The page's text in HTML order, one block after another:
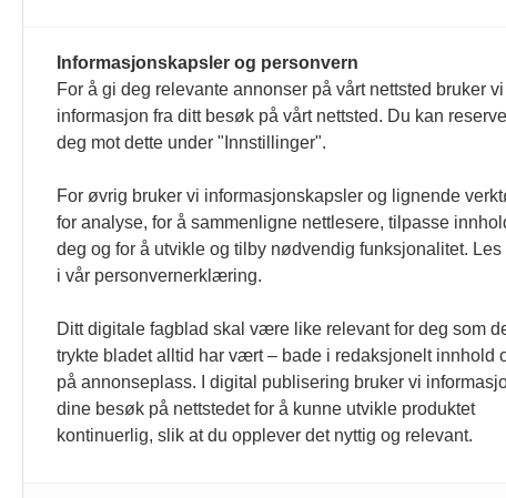
HRmagasinet og hrmagasinet.no
er formulert i Norsk Presseforbunds
Informasjonskapsler og personvern
For å gi deg relevante annonser på vårt nettsted bruker vi
informasjon fra ditt besøk på vårt nettsted. Du kan
deg mot dette under "Innstillinger".
For øvrig bruker vi informasjonskapsler og lignende
for analyse, for å sammenligne nettlesere, tilpasse
deg og for å utvikle og tilby nødvendig funksjonalitet. Les
i vår personvernerklæring.
Ditt digitale fagblad skal være like relevant for deg som
trykte bladet alltid har vært – bade i redaksjonelt innhold
på annonseplass. I digital publisering bruker vi
dine besøk på nettstedet for å kunne utvikle produktet
kontinuerlig, slik at du opplever det nyttig og relevant.